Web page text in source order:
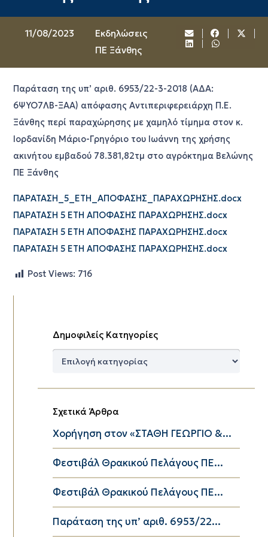
11/08/2023
Εκδηλώσεις
ΠΕ Ξάνθης
Παράταση της υπ’ αριθ. 6953/22-3-2018 (ΑΔΑ:
6ΨΥΟ7ΛΒ-ΞΑΑ) απόφασης Αντιπεριφερειάρχη Π.Ε.
Ξάνθης περί παραχώρησης με χαμηλό τίμημα στoν κ.
Ιορδανίδη Μάριο-Γρηγόριο του Ιωάννη της χρήσης
ακινήτου εμβαδού 78.381,82τμ στο αγρόκτημα Βελώνης
ΠΕ Ξάνθης
ΠΑΡΑΤΑΣΗ_5_ΕΤΗ_ΑΠΟΦΑΣΗΣ_ΠΑΡΑΧΩΡΗΣΗΣ.docx
ΠΑΡΑΤΑΣΗ 5 ΕΤΗ ΑΠΟΦΑΣΗΣ ΠΑΡΑΧΩΡΗΣΗΣ.docx
ΠΑΡΑΤΑΣΗ 5 ΕΤΗ ΑΠΟΦΑΣΗΣ ΠΑΡΑΧΩΡΗΣΗΣ.docx
ΠΑΡΑΤΑΣΗ 5 ΕΤΗ ΑΠΟΦΑΣΗΣ ΠΑΡΑΧΩΡΗΣΗΣ.docx
Post Views: 716
Δημοφιλείς Κατηγορίες
Δημοφιλείς
Σχετικά Άρθρα
Χορήγηση στον «ΣΤΑΘΗ ΓΕΩΡΓΙΟ &...
Φεστιβάλ Θρακικού Πελάγους ΠΕ...
Φεστιβάλ Θρακικού Πελάγους ΠΕ...
Παράταση της υπ’ αριθ. 6953/22...